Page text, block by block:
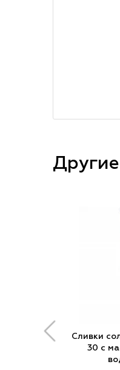
Сливки
30 с